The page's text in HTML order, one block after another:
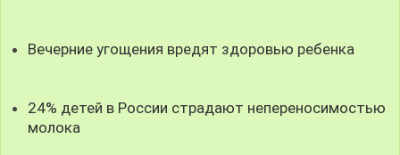
Вечерние угощения вредят здоровью ребенка
24% детей в России страдают непереносимостью
молока